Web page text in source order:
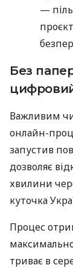
—
Без
Важливим
онлайн-
запустив
дозволяє
хвилини
куточка
Процес
триває в